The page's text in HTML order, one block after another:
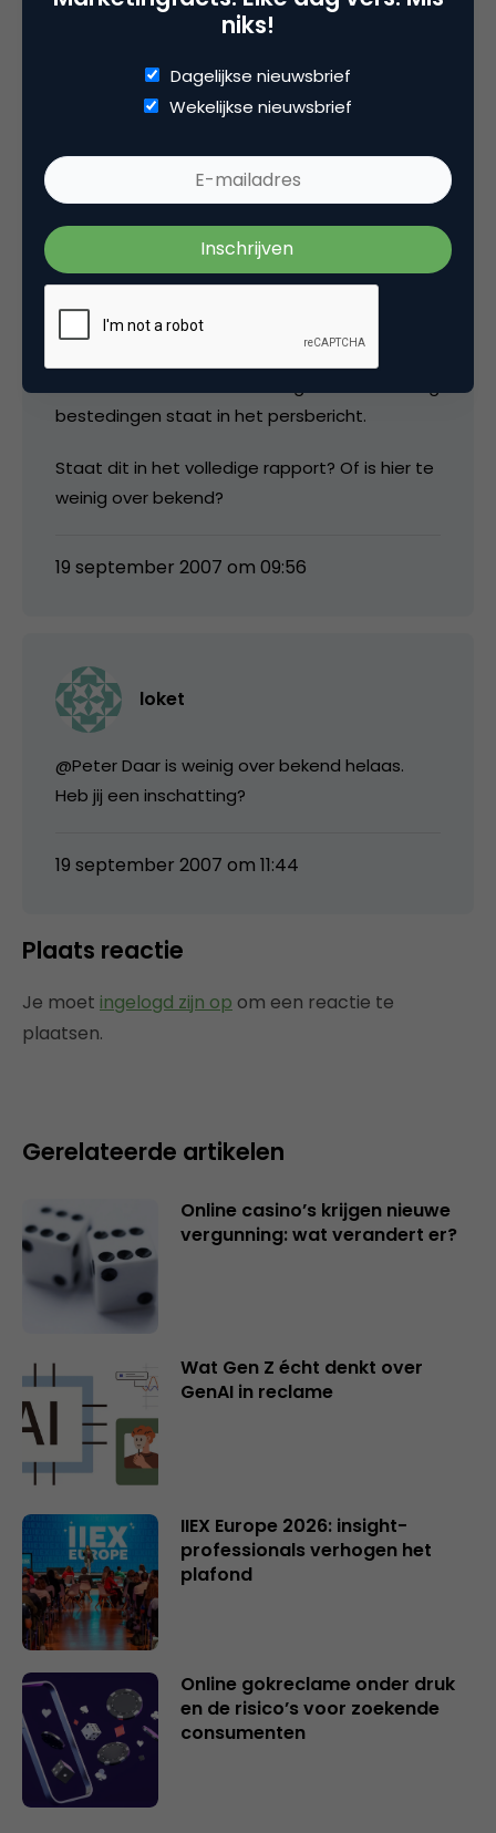
onderzoek
2 Reacties
Peter Davelaar
bestedingen staat in het persbericht.
Staat dit in het volledige rapport? Of is hier te
weinig over bekend?
19 september 2007 om 09:56
loket
@Peter Daar is weinig over bekend helaas.
Heb jij een inschatting?
19 september 2007 om 11:44
Plaats reactie
Je moet ingelogd zijn op om een reactie te
plaatsen.
Gerelateerde artikelen
Online casino’s krijgen nieuwe
vergunning: wat verandert er?
Wat Gen Z écht denkt over
GenAI in reclame
IIEX Europe 2026: insight-
professionals verhogen het
plafond
Online gokreclame onder druk
en de risico’s voor zoekende
consumenten
niks!
Dagelijkse nieuwsbrief
Wekelijkse nieuwsbrief